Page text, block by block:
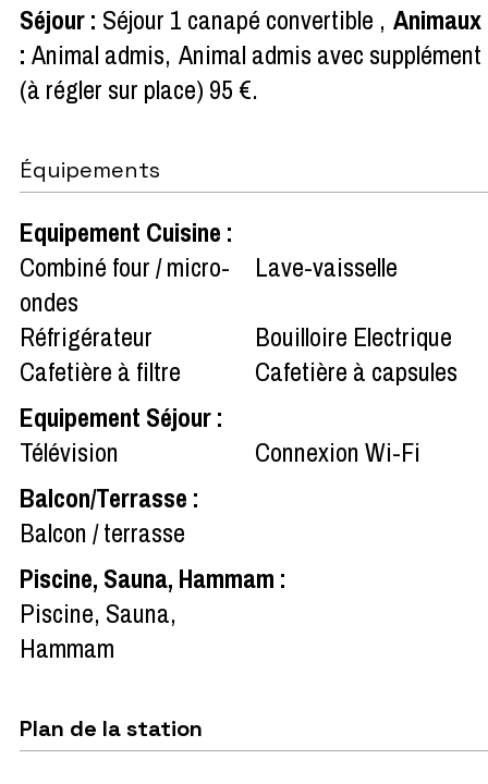
Séjour: Séjour 1 canapé convertible Animaux
: Animal admis Animal admis avec supplément
(à régler sur place) 95 €
Équipements
Equipement Cuisine :
Combiné four / micro-
ondes
Lave-vaisselle
Réfrigérateur
Bouilloire Electrique
Cafetière à filtre
Cafetière à capsules
Equipement Séjour:
Télévision
Connexion Wi-Fi
Balcon/Terrasse :
Balcon / terrasse
Piscine, Sauna, Hammam :
Piscine, Sauna,
Hammam
Plan de la station